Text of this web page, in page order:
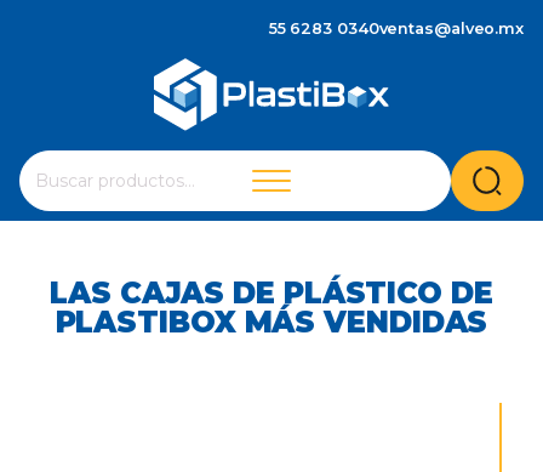
55 6283 0340ventas@alveo.mx
Buscar
por:
Cuando hay resultados autocompletados, puedes
DELAS CAJAS DE PLÁSTICO DE
PLASTIBOX MÁS VENDIDAS